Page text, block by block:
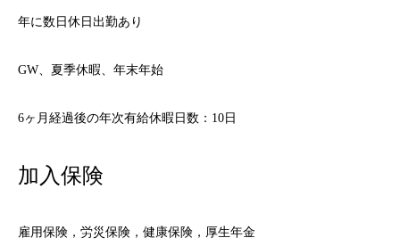
年に数日休日出勤あり
GW、夏季休暇、年末年始
6ヶ月経過後の年次有給休暇日数：10日
加入保険
雇用保険，労災保険，健康保険，厚生年金